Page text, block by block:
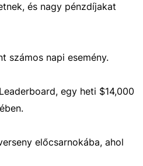
és nagy pénzdíjakat
számos napi esemény.
egy heti $14,000
előcsarnokába, ahol